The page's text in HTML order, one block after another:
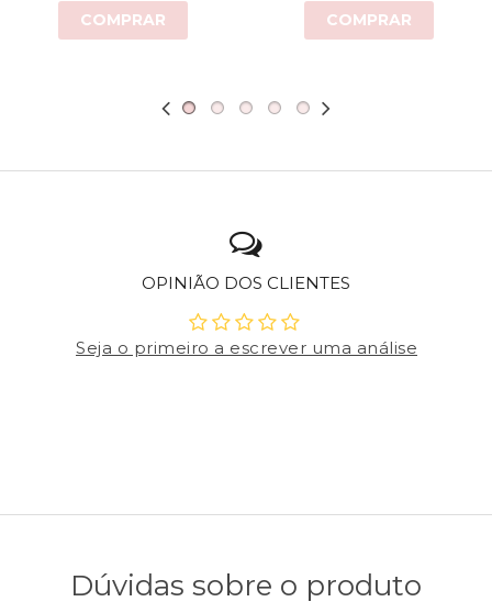
COMPRAR COMPRAR
OPINIÃO DOS CLIENTES
Seja o primeiro a escrever uma análise
Dúvidas sobre o produto